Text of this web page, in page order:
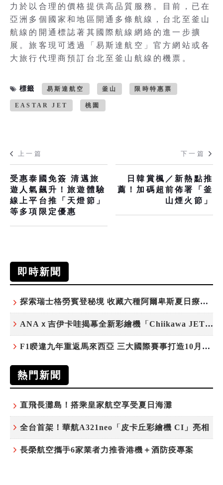
力於以合理的價格提供高品質服務。目前，已在
亞洲多個國家和地區開通多條航線，台北至釜山
航線的開通標誌著其國際航線網絡的進一步擴
展。旅客現可透過「易斯達航空」官方網站或各
大旅行代理商預訂台北至釜山航線的機票。
標籤 易斯達航空 釜山 限時特惠票
EASTAR JET 桃園
上一篇
受惠泰國免簽 清邁旅
遊人氣飆升！旅遊體驗
線上平台推「天燈節」
等多項限定優惠
下一篇
日韓賞楓／新熱點推
薦！加碼超前佈署「釜
山煙火節」
即時新聞
探索瑞士格勞賓登秘境 收藏六種阿爾卑斯夏日療癒之旅
ANAｘ吉伊卡哇揭幕全新彩繪機「Chiikawa JET」
F1睽違九年重返馬來西亞 三大國際賽事打造10月運動旅遊熱潮 賽車、自行車、路跑同週登場
熱門新聞
直飛長灘島！搭乘皇家航空享受夏日海灘
全台首架！華航A321neo「皮卡丘彩繪機 CI」亮相
長榮航空攜手6家業者力推香港機＋酒防疫專案